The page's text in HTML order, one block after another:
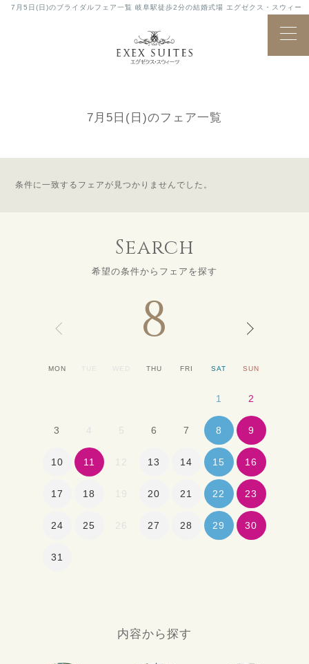
7月5日(日)のブライダルフェア一覧 岐阜駅徒歩2分の結婚式場 エグゼクス・スウィー
Bridal
Fair
7月5日(日)のフェア一覧
条件に一致するフェアが見つかりませんでした。
Search
希望の条件からフェアを探す
8
MON THU FRI SAT SUN
1 2
3 6 7 8 9
10 11 13 14 15 16
17 18 20 21 22 23
24 25 27 28 29 30
31
内容から探す